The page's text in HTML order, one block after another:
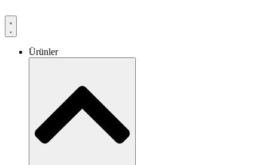
Ürünler